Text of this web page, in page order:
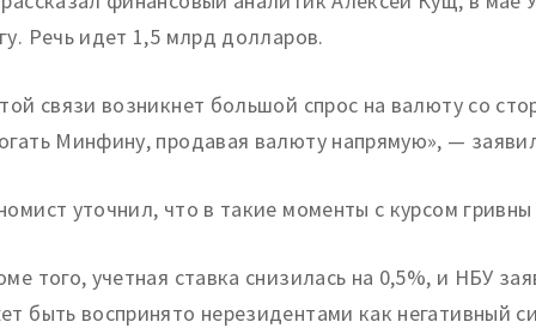
Речь идет 1,5 млрд долларов.
связи возникнет большой спрос на валюту со
Минфину, продавая валюту напрямую», —
уточнил, что в такие моменты с курсом
того, учетная ставка снизилась на 0,5%, и НБУ
быть воспринято нерезидентами как негативный